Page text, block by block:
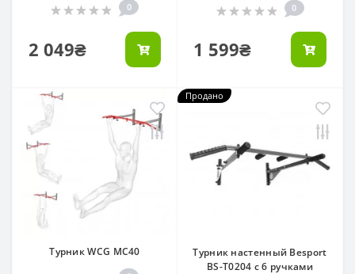
0
2 049₴
0
1 599₴
Турник WCG MC40
Продано
Турник настенный Besport
BS-T0204 с 6 ручками